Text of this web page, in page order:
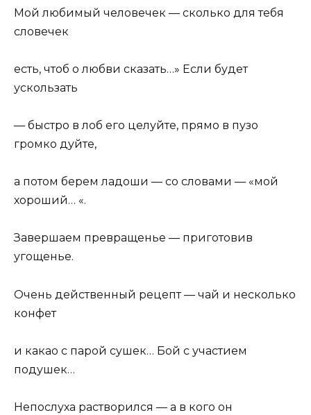
Мой любимый человечек — сколько для тебя
словечек
есть, чтоб о любви сказать…» Если будет
ускользать
— быстро в лоб его целуйте, прямо в пузо
громко дуйте,
а потом берем ладоши — со словами — «мой
хороший… «.
Завершаем превращенье — приготовив
угощенье.
Очень действенный рецепт — чай и несколько
конфет
и какао с парой сушек… Бой с участием
подушек…
Непослуха растворился — а в кого он